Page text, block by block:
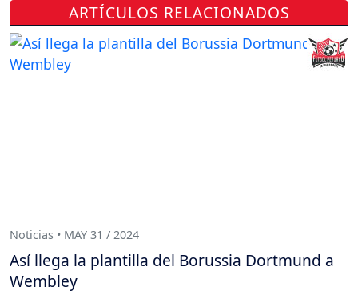
ARTÍCULOS RELACIONADOS
Noticias • MAY 31 / 2024
Así llega la plantilla del Borussia Dortmund a
Wembley